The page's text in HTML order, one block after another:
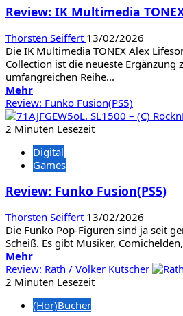
Review: IK Multimedia
Thorsten Seiffert 13/02/2026
Die IK Multimedia TONEX Alex
Collection ist die neueste Ergänzung
umfangreichen Reihe...
MehrMehr
Informationen
über
Review:
Multimedia
TONEX
Lifeson
Review: Funko Fusion(PS5)
2 Minuten Lesezeit
Digital
Games
Review: Funko Fusion(PS5)
Thorsten Seiffert 13/02/2026
Die Funko Pop-Figuren sind ja seit
Scheiß. Es gibt Musiker,
MehrMehr
Informationen
über
Funko
Review: Rath / Volker Kutscher
2 Minuten Lesezeit
(Hör)Bücher